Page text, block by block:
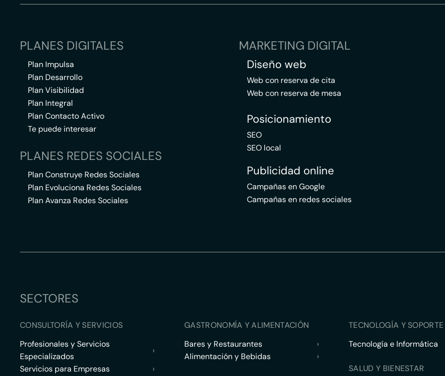
PLANES DIGITALES
Plan Impulsa
Plan Desarrollo
Plan Visibilidad
Plan Integral
Plan Contacto Activo
Te puede interesar
PLANES REDES SOCIALES
Plan Construye Redes Sociales
Plan Evoluciona Redes Sociales
Plan Avanza Redes Sociales
MARKETING DIGITAL
Diseño web
Web con reserva de cita
Web con reserva de mesa
Posicionamiento
SEO
SEO local
Publicidad online
Campañas en Google
Campañas en redes sociales
SECTORES
CONSULTORÍA Y SERVICIOS
Profesionales y Servicios
Especializados
›
Servicios para Empresas
›
GASTRONOMÍA Y ALIMENTACIÓN
Bares y Restaurantes
›
Alimentación y Bebidas
›
TECNOLOGÍA Y
Tecnología e Informática
SALUD Y BIENESTAR